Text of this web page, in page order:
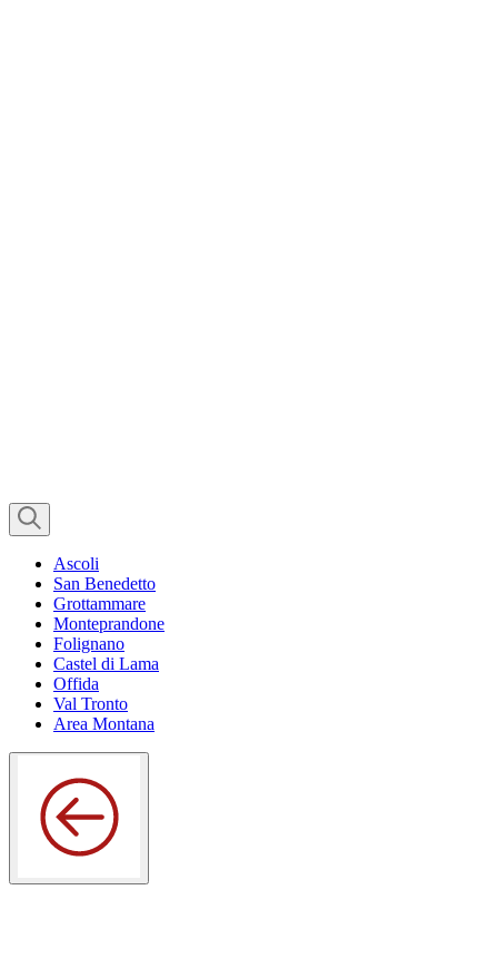
Ascoli
San Benedetto
Grottammare
Monteprandone
Folignano
Castel di Lama
Offida
Val Tronto
Area Montana